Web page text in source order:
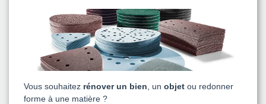
Vous souhaitez rénover un bien , un objet ou redonner
forme à une matière ?